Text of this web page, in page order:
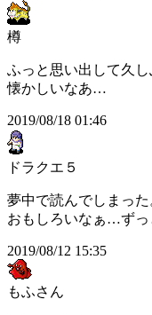
樽
ふっと思い出して久
懐かしいなあ…
2019/08/18 01:46
ドラクエ５
夢中で読んでしまった
おもしろいなぁ…ずっ
2019/08/12 15:35
もふさん